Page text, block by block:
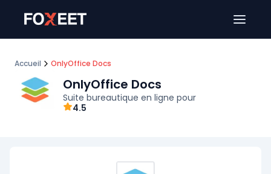
Accueil OnlyOffice Docs
OnlyOffice Docs
Suite bureautique en ligne pour
4.5